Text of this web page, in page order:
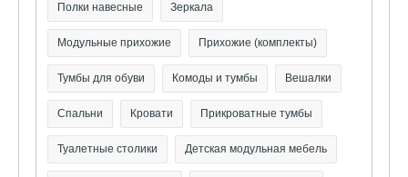
Полки навесные Зеркала
Модульные прихожие Прихожие (комплекты)
Тумбы для обуви Комоды и тумбы Вешалки
Спальни Кровати Прикроватные тумбы
Туалетные столики Детская модульная мебель